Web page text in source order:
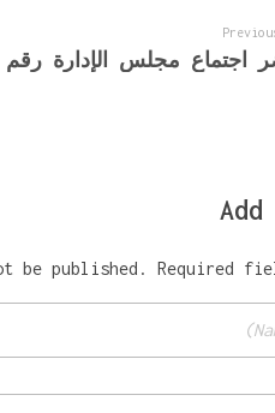
مجلس الإدارة رقم (٢) ٢٣-٥-
Add
be published. Required